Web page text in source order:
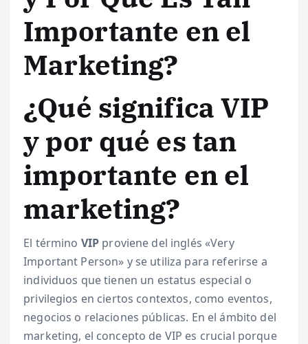
Importante en el
Marketing?
¿Qué significa VIP
y por qué es tan
importante en el
marketing?
El término VIP proviene del inglés «Very
Important Person» y se utiliza para referirse a
individuos que tienen un estatus especial o
privilegios en ciertos contextos, como eventos,
negocios o relaciones públicas. En el ámbito del
marketing, el concepto de VIP es crucial porque